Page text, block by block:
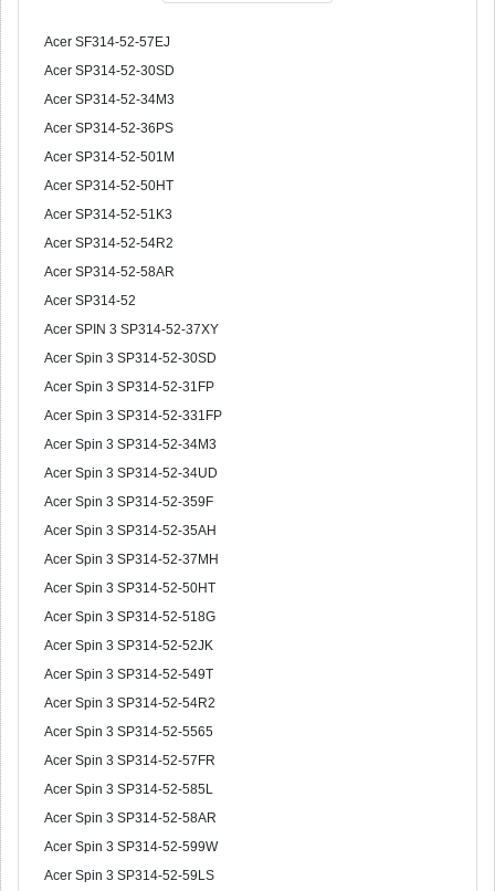
Acer SF314-52-57EJ
Acer SP314-52-30SD
Acer SP314-52-34M3
Acer SP314-52-36PS
Acer SP314-52-501M
Acer SP314-52-50HT
Acer SP314-52-51K3
Acer SP314-52-54R2
Acer SP314-52-58AR
Acer SP314-52
Acer SPIN 3 SP314-52-37XY
Acer Spin 3 SP314-52-30SD
Acer Spin 3 SP314-52-31FP
Acer Spin 3 SP314-52-331FP
Acer Spin 3 SP314-52-34M3
Acer Spin 3 SP314-52-34UD
Acer Spin 3 SP314-52-359F
Acer Spin 3 SP314-52-35AH
Acer Spin 3 SP314-52-37MH
Acer Spin 3 SP314-52-50HT
Acer Spin 3 SP314-52-518G
Acer Spin 3 SP314-52-52JK
Acer Spin 3 SP314-52-549T
Acer Spin 3 SP314-52-54R2
Acer Spin 3 SP314-52-5565
Acer Spin 3 SP314-52-57FR
Acer Spin 3 SP314-52-585L
Acer Spin 3 SP314-52-58AR
Acer Spin 3 SP314-52-599W
Acer Spin 3 SP314-52-59LS